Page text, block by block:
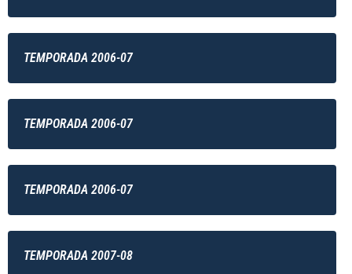
TEMPORADA 2006-07
TEMPORADA 2006-07
TEMPORADA 2006-07
TEMPORADA 2007-08